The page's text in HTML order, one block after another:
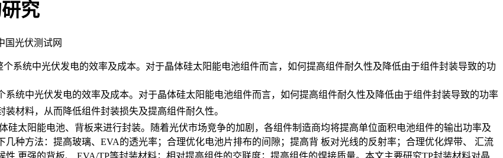
究
国光伏测试网
系统中光伏发电的效率及成本。对于晶体硅太阳能电池组件而言，如何提高组件耐久性及降低由于组件封装导致的功
统中光伏发电的效率及成本。对于晶体硅太阳能电池组件而言，如何提高组件耐久性及降低由于组件封装导致的功率
材料，从而降低组件封装损失及提高组件耐久性。
硅太阳能电池、背板来进行封装。随着光伏市场竞争的加剧，各组件制造商均将提高单位面积电池组件的输出功率及
种方法：提高玻璃、EVA的透光率；合理优化电池片排布的间隙；提高背 板对光线的反射率；合理优化焊带、 汇流
更强的背板、 EVA/TP等封装材料；相对提高组件的交联度；提高组件的焊接质量。本文主要研究TP封装材料对晶